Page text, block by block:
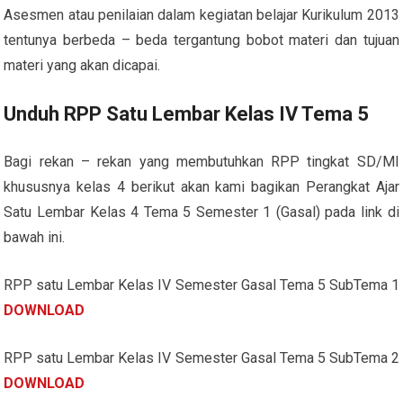
Asesmen atau penilaian dalam kegiatan belajar Kurikulum 2013
tentunya berbeda – beda tergantung bobot materi dan tujuan
materi yang akan dicapai.
Unduh RPP Satu Lembar Kelas IV Tema 5
Bagi rekan – rekan yang membutuhkan RPP tingkat SD/MI
khususnya kelas 4 berikut akan kami bagikan Perangkat Ajar
Satu Lembar Kelas 4 Tema 5 Semester 1 (Gasal) pada link di
bawah ini.
RPP satu Lembar Kelas IV Semester Gasal Tema 5 SubTema 1
DOWNLOAD
RPP satu Lembar Kelas IV Semester Gasal Tema 5 SubTema 2
DOWNLOAD